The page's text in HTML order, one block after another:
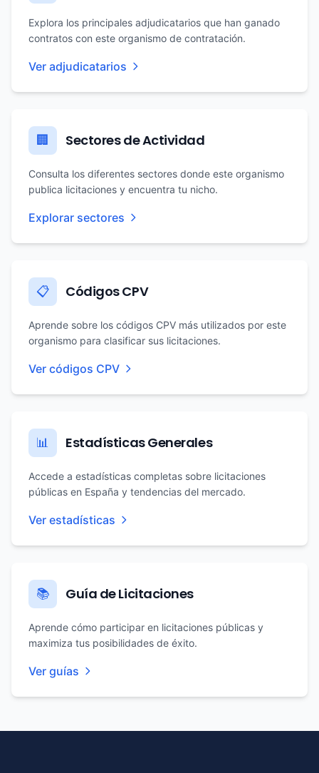
Explora los principales adjudicatarios que han ganado
contratos con este organismo de contratación.
Ver adjudicatarios
🏢 Sectores de Actividad
Consulta los diferentes sectores donde este organismo
publica licitaciones y encuentra tu nicho.
Explorar sectores
📋 Códigos CPV
Aprende sobre los códigos CPV más utilizados por este
organismo para clasificar sus licitaciones.
Ver códigos CPV
📊 Estadísticas Generales
Accede a estadísticas completas sobre licitaciones
públicas en España y tendencias del mercado.
Ver estadísticas
📚 Guía de Licitaciones
Aprende cómo participar en licitaciones públicas y
maximiza tus posibilidades de éxito.
Ver guías